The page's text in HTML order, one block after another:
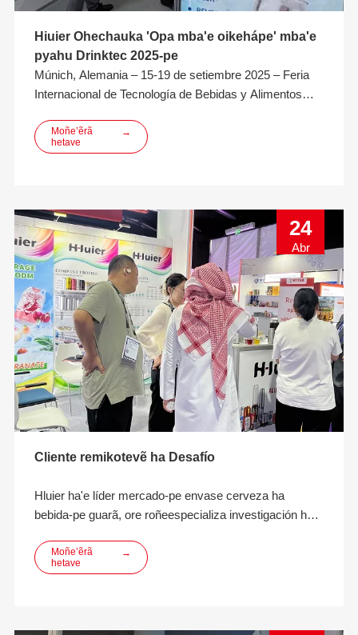
Hiuier Ohechauka 'Opa mba'e oikehápe' mba'e
pyahu Drinktec 2025-pe
Múnich, Alemania – 15-19 de setiembre 2025 – Feria
Internacional de Tecnología de Bebidas y Alimentos
ha'éva evento mundial industria de bebidas ha líquido-
alimentos-pe guarã. Umi tapicha katupyry, mba’e
Moñe’ẽrã
hetave
→
24
Abr
Cliente remikotevẽ ha Desafío
Hluier ha'e líder mercado-pe envase cerveza ha
bebida-pe guarã, ore roñeespecializa investigación ha
soluciones envasado bebida ECO-amigable.
Moñe’ẽrã
hetave
→